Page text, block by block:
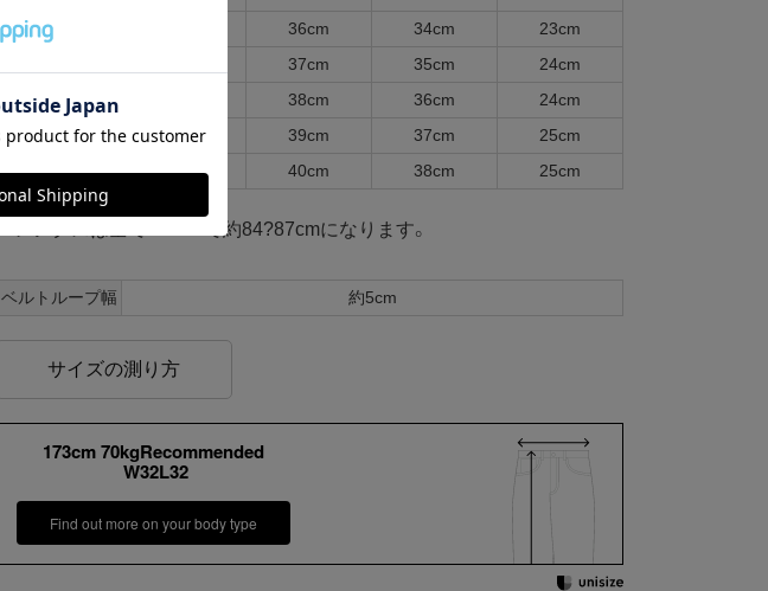
34
36cm 34cm
23cm
37cm 35cm
24cm
38
38cm 36cm
24cm
40
104cm 39cm 37cm
25cm
42
114cm 40cm 38cm 25cm
＊レングスは全て32inchで約84?87cmになります。
ベルトループ幅 約5cm
サイズの測り方
173cm 70kgRecommended
W32L32
Find out more on your body type